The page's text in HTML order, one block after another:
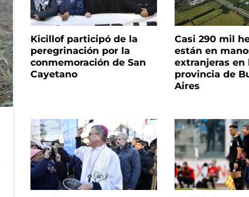
Kicillof participó de la
peregrinación por la
conmemoración de San
Cayetano
Casi 290 mil
están en
extranjeras en
provincia de
Aires